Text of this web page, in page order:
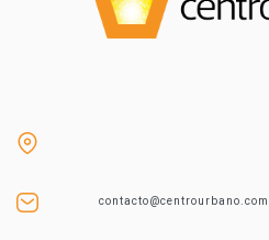
contacto@centrourbano.com